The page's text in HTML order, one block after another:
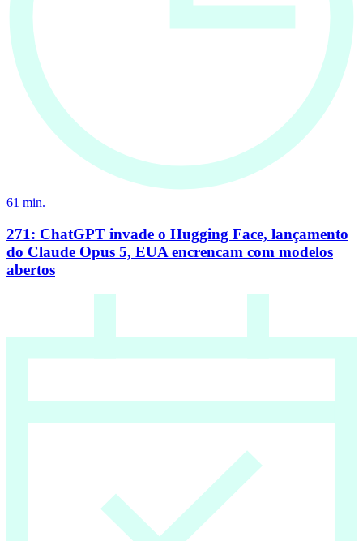
61 min.
271: ChatGPT invade o Hugging Face, lançamento
do Claude Opus 5, EUA encrencam com modelos
abertos